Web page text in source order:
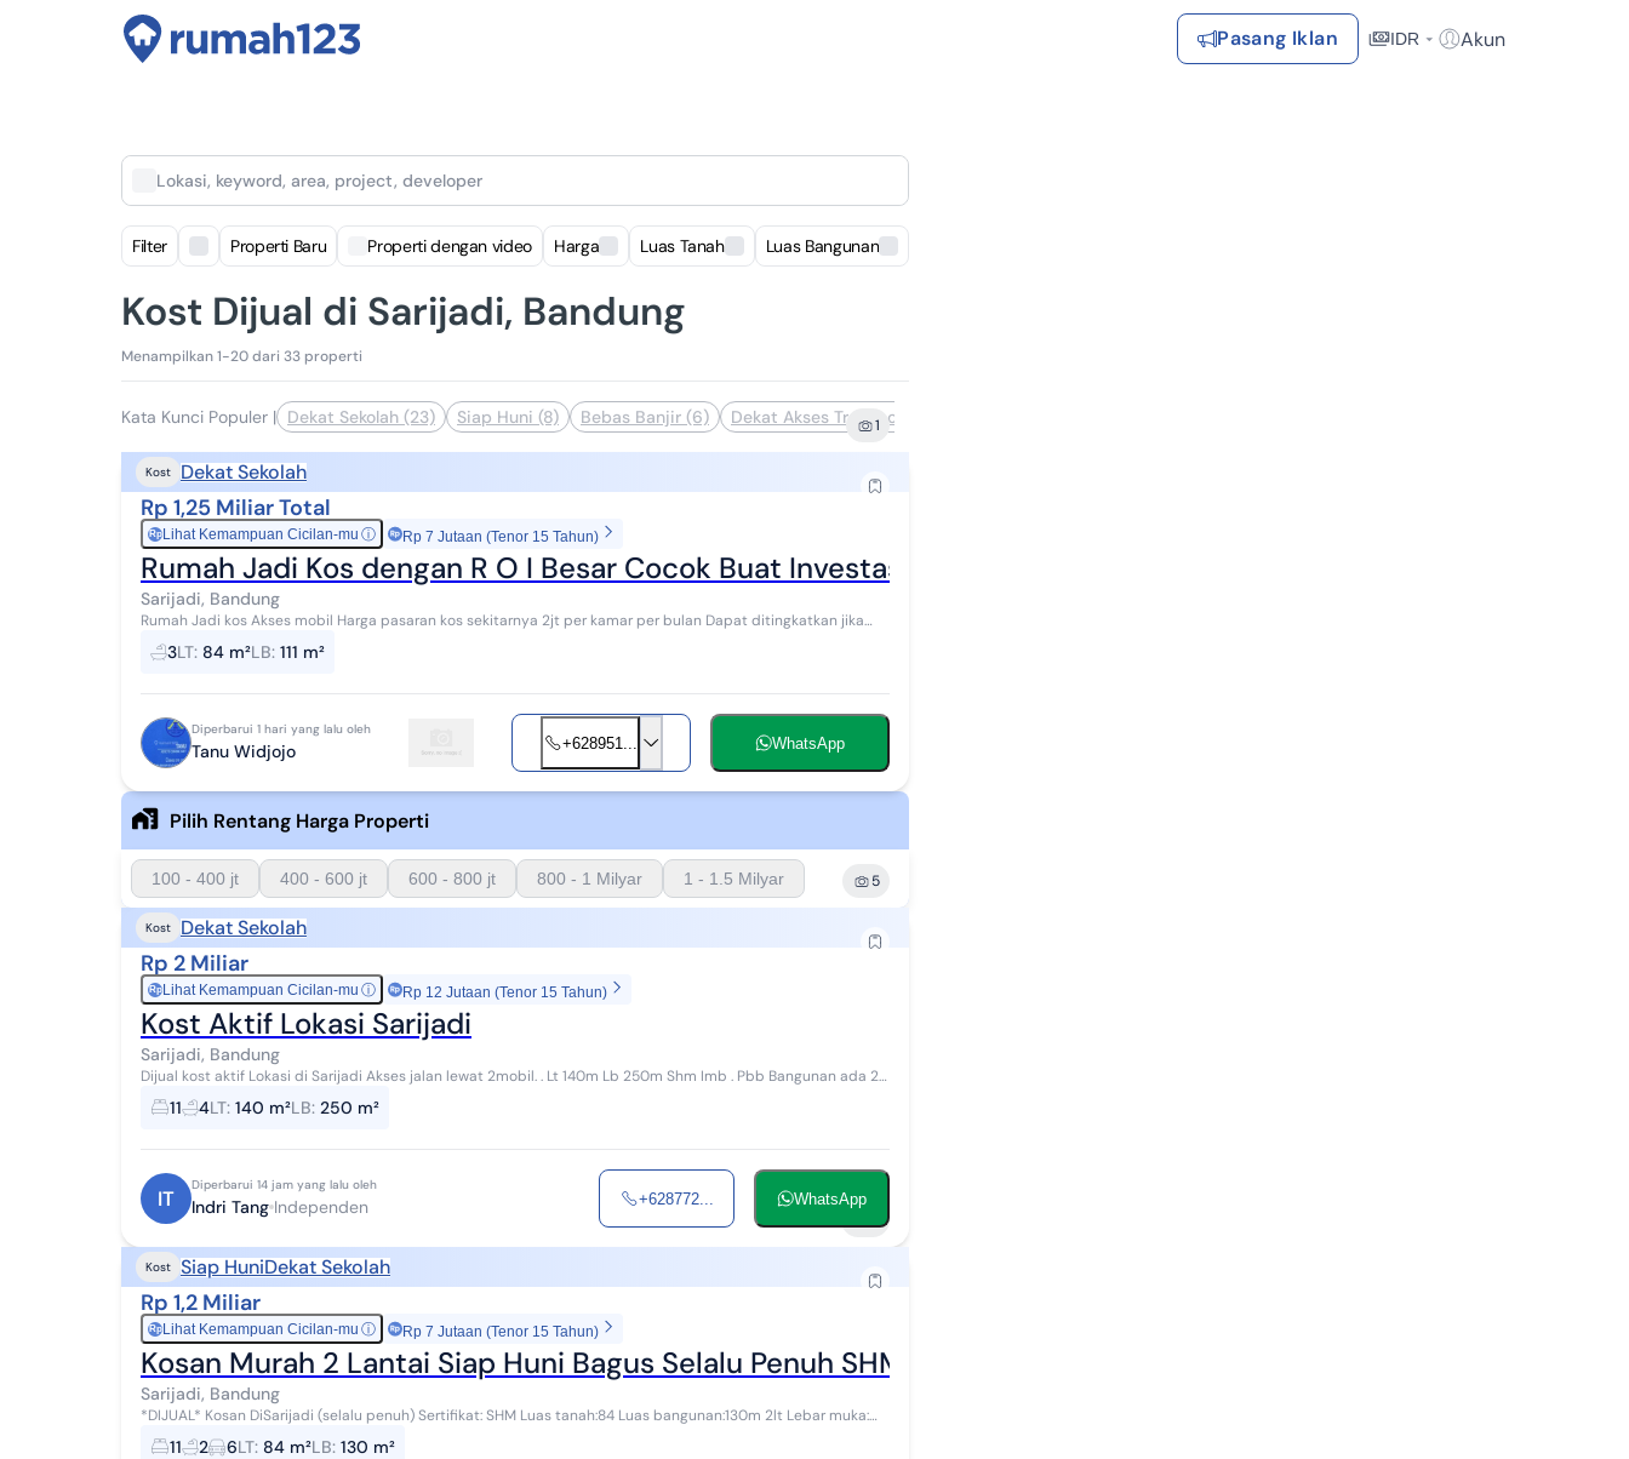
Pasang Iklan IDR Akun
Lokasi, keyword, area, project, developer
Filter Properti Baru Properti dengan video Harga Luas Tanah Luas Bangunan
Kost Dijual di Sarijadi, Bandung
Menampilkan 1-20 dari 33 properti
Kata Kunci Populer | Dekat Sekolah (23) Siap Huni (8) Bebas Banjir (6) Dekat Akses Transportasi (4)
1
Kost Dekat Sekolah
Rp 1,25 Miliar Total
RpLihat Kemampuan Cicilan-mu ⓘ Rp 7 Jutaan (Tenor 15 Tahun)
Rumah Jadi Kos dengan R O I Besar Cocok Buat Investasi
Sarijadi, Bandung
Rumah Jadi kos Akses mobil Harga pasaran kos sekitarnya 2jt per kamar per bulan Dapat ditingkatkan jika
3LT: 84 m²LB: 111 m²
Diperbarui 1 hari yang lalu oleh
Tanu Widjojo +628951... WhatsApp
Pilih Rentang Harga Properti
100 - 400 jt 400 - 600 jt 600 - 800 jt 800 - 1 Milyar 1 - 1.5 Milyar 5
Kost Dekat Sekolah
Rp 2 Miliar
RpLihat Kemampuan Cicilan-mu ⓘ Rp 12 Jutaan (Tenor 15 Tahun)
Kost Aktif Lokasi Sarijadi
Sarijadi, Bandung
Dijual kost aktif Lokasi di Sarijadi Akses jalan lewat 2mobil. . Lt 140m Lb 250m Shm Imb . Pbb Bangunan ada 2lt
11 4LT: 140 m²LB: 250 m²
IT
Diperbarui 14 jam yang lalu oleh
Indri Tang Independen +628772... WhatsApp
Kost Siap HuniDekat Sekolah
Rp 1,2 Miliar
RpLihat Kemampuan Cicilan-mu ⓘ Rp 7 Jutaan (Tenor 15 Tahun)
Kosan Murah 2 Lantai Siap Huni Bagus Selalu Penuh SHM di Sarijadi
Sarijadi, Bandung
*DIJUAL* Kosan DiSarijadi (selalu penuh) Sertifikat: SHM Luas tanah:84 Luas bangunan:130m 2lt Lebar muka:
6m Kmr tdr:11 Kmr mandi:2 Air: airta...
11 2 6LT: 84 m²LB: 130 m²